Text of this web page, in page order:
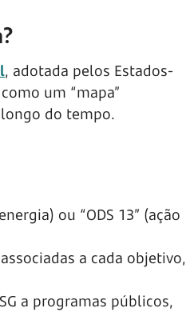
, adotada pelos Estados-
um “mapa”
do tempo.
ou “ODS 13” (ação
a cada objetivo,
a programas públicos,